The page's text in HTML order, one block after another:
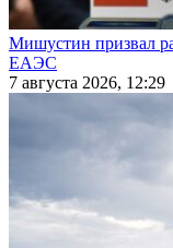
Мишустин призвал
ЕАЭС
7 августа 2026, 12:29